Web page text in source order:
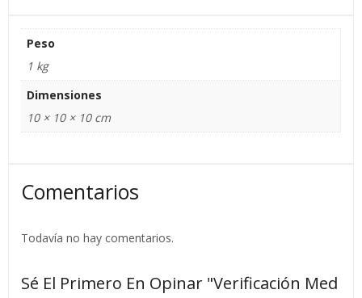
Peso
1 kg
Dimensiones
10 × 10 × 10 cm
Comentarios
Todavía no hay comentarios.
Sé El Primero En Opinar "Verificación Med